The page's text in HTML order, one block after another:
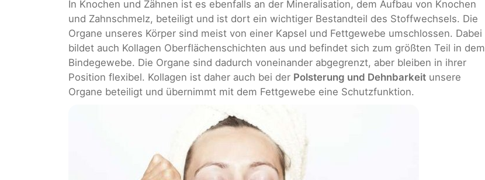
In Knochen und Zähnen ist es ebenfalls an der Mineralisation, dem Aufbau von Knochen
und Zahnschmelz, beteiligt und ist dort ein wichtiger Bestandteil des Stoffwechsels. Die
Organe unseres Körper sind meist von einer Kapsel und Fettgewebe umschlossen. Dabei
bildet auch Kollagen Oberflächenschichten aus und befindet sich zum größten Teil in dem
Bindegewebe. Die Organe sind dadurch voneinander abgegrenzt, aber bleiben in ihrer
Position flexibel. Kollagen ist daher auch bei der Polsterung und Dehnbarkeit unsere
Organe beteiligt und übernimmt mit dem Fettgewebe eine Schutzfunktion.